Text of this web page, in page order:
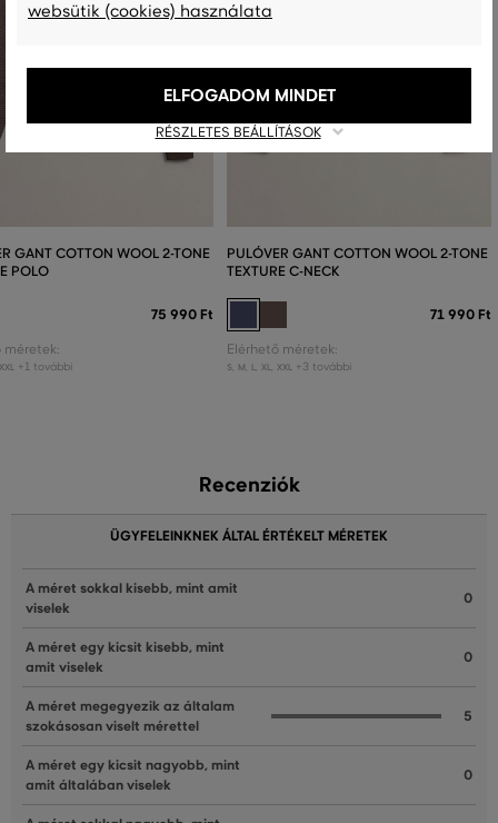
GANT COTTON WOOL 2-TONE
POLO
75 990 Ft
méretek:
XXL +1 további
PULÓVER GANT COTTON WOOL 2-TONE
TEXTURE C-NECK
71 990 Ft
Elérhető méretek:
S M L XL XXL +3 további
Recenziók
ÜGYFELEINKNEK ÁLTAL ÉRTÉKELT MÉRETEK
A méret sokkal kisebb, mint amit
viselek
0
A méret egy kicsit kisebb, mint
amit viselek
0
A méret megegyezik az általam
szokásosan viselt mérettel
5
A méret egy kicsit nagyobb, mint
amit általában viselek
0
websütik (cookies) használata
RÉSZLETES BEÁLLÍTÁSOK
ELFOGADOM MINDET